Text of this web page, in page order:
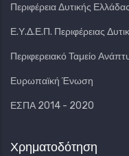
Περιφέρεια Δυτικής Ελλάδας
Ε.Υ.Δ.Ε.Π. Περιφέρειας
Περιφερειακό Ταμείο
Ευρωπαϊκή Ένωση
ΕΣΠΑ 2014 - 2020
Χρηματοδότηση